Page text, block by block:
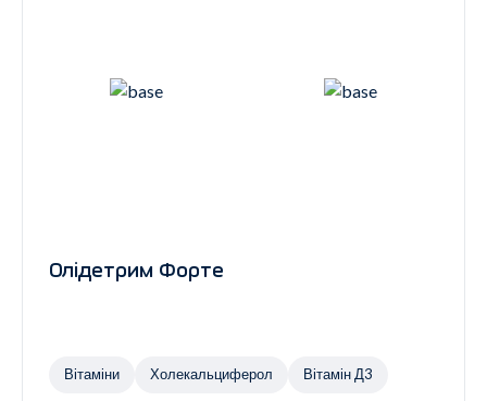
Олідетрим Форте
Вітаміни Холекальциферол Вітамін Д3